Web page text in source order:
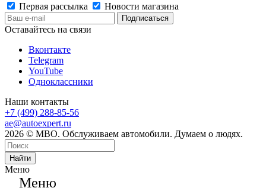
Первая рассылка
Новости магазина
Оставайтесь на связи
Вконтакте
Telegram
YouTube
Одноклассники
Наши контакты
+7 (499) 288-85-56
ae@autoexpert.ru
2026 © МВО. Обслуживаем автомобили. Думаем о людях.
Найти
Меню
Меню